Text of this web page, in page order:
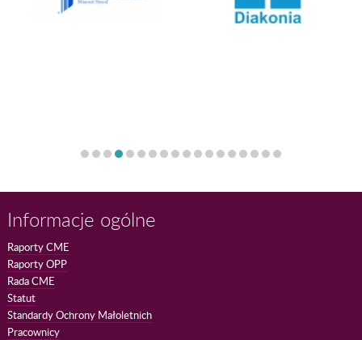
Informacje ogólne
Raporty CME
Raporty OPP
Rada CME
Statut
Standardy Ochrony Małoletnich
Pracownicy